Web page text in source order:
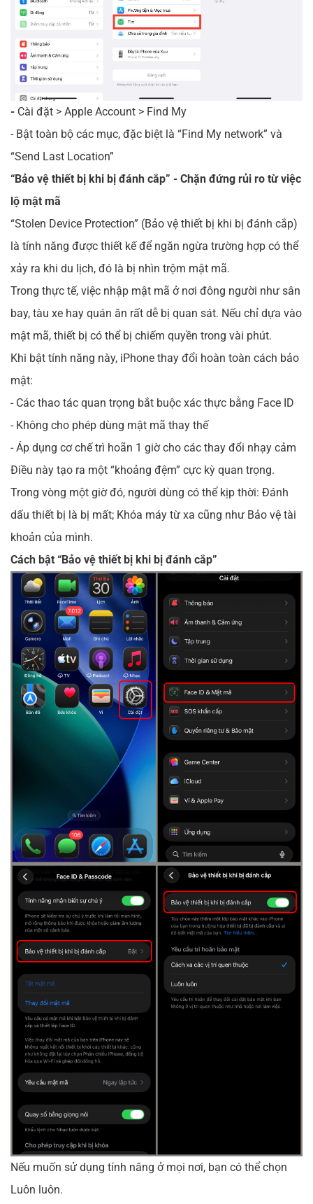
- Cài đặt > Apple Account > Find My
- Bật toàn bộ các mục, đặc biệt là “Find My network” và
“Send Last Location”
“Bảo vệ thiết bị khi bị đánh cắp” - Chặn đứng rủi ro từ việc
lộ mật mã
“Stolen Device Protection” (Bảo vệ thiết bị khi bị đánh cắp)
là tính năng được thiết kế để ngăn ngừa trường hợp có thể
xảy ra khi du lịch, đó là bị nhìn trộm mật mã.
Trong thực tế, việc nhập mật mã ở nơi đông người như sân
bay, tàu xe hay quán ăn rất dễ bị quan sát. Nếu chỉ dựa vào
mật mã, thiết bị có thể bị chiếm quyền trong vài phút.
Khi bật tính năng này, iPhone thay đổi hoàn toàn cách bảo
mật:
- Các thao tác quan trọng bắt buộc xác thực bằng Face ID
- Không cho phép dùng mật mã thay thế
- Áp dụng cơ chế trì hoãn 1 giờ cho các thay đổi nhạy cảm
Điều này tạo ra một “khoảng đệm” cực kỳ quan trọng.
Trong vòng một giờ đó, người dùng có thể kịp thời: Đánh
dấu thiết bị là bị mất; Khóa máy từ xa cũng như Bảo vệ tài
khoản của mình.
Cách bật “Bảo vệ thiết bị khi bị đánh cắp”
Nếu muốn sử dụng tính năng ở mọi nơi, bạn có thể chọn
Luôn luôn.